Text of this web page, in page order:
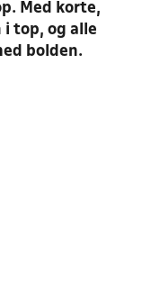
Med korte,
i top, og alle
bolden.